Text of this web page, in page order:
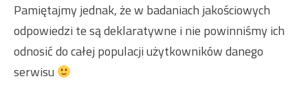
Pamiętajmy jednak, że w badaniach jakościowych
odpowiedzi te są deklaratywne i nie powinniśmy ich
odnosić do całej populacji użytkowników danego
serwisu